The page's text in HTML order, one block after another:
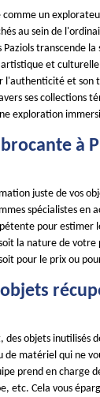
un
au sein de
transcende
et
et son
ses collections
exploration
à
juste de vos
spécialistes en
pour estimer
la nature de
pour le prix ou
des objets inutilisés
de matériel qui ne
prend en charge
etc. Cela vous